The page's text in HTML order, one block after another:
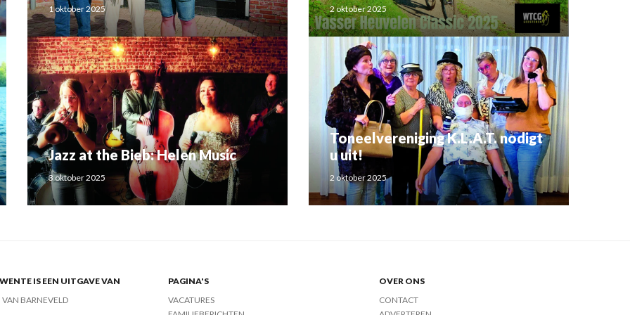
1 oktober 2025 2 oktober 2025
Jazz at the Bieb: Helen Music
3 oktober 2025
Toneelvereniging K.L.A.T. nodigt
u uit!
2 oktober 2025
IS EEN UITGAVE VAN
VAN BARNEVELD
PAGINA'S
VACATURES
OVER ONS
CONTACT